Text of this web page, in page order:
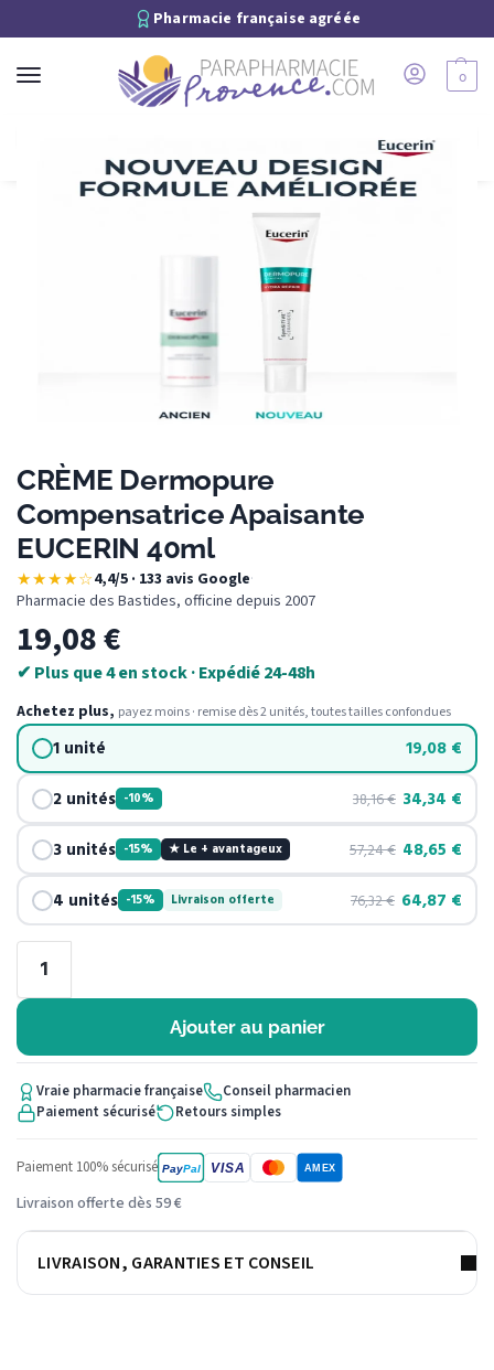
Pharmacie française agréée
Recherche
0
CRÈME Dermopure
Compensatrice Apaisante
EUCERIN 40ml
★★★★☆4,4/5 · 133 avis Google·
Pharmacie des Bastides, officine depuis 2007
19,08€
✔ Plus que 4 en stock · Expédié 24-48h
Achetez plus, payez moins · remise dès 2 unités, toutes tailles confondues
1 unité 19,08 €
2 unités -10% 38,16€ 34,34 €
3 unités -15% ★ Le + avantageux 57,24€ 48,65 €
4 unités -15% Livraison offerte 76,32€ 64,87 €
Ajouter au panier
Vraie pharmacie française
Conseil pharmacien
Paiement sécurisé
Retours simples
Paiement 100% sécurisé PayPal VISA AMEX
Livraison offerte dès 59 €
LIVRAISON, GARANTIES ET CONSEIL